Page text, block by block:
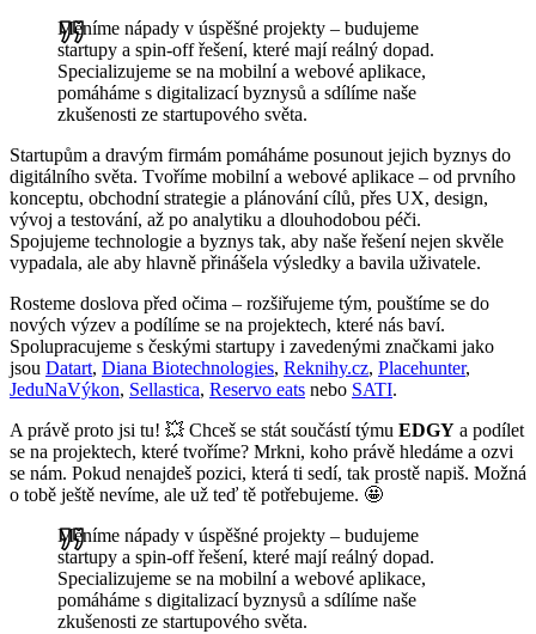
Měníme nápady v úspěšné projekty – budujeme
startupy a spin-off řešení, které mají reálný dopad.
Specializujeme se na mobilní a webové aplikace,
pomáháme s digitalizací byznysů a sdílíme naše
zkušenosti ze startupového světa.
Startupům a dravým firmám pomáháme posunout jejich byznys do
digitálního světa. Tvoříme mobilní a webové aplikace – od prvního
konceptu, obchodní strategie a plánování cílů, přes UX, design,
vývoj a testování, až po analytiku a dlouhodobou péči.
Spojujeme technologie a byznys tak, aby naše řešení nejen skvěle
vypadala, ale aby hlavně přinášela výsledky a bavila uživatele.
Rosteme doslova před očima – rozšiřujeme tým, pouštíme se do
nových výzev a podílíme se na projektech, které nás baví.
Spolupracujeme s českými startupy i zavedenými značkami jako
jsou Datart, Diana Biotechnologies, Reknihy.cz, Placehunter,
JeduNaVýkon, Sellastica, Reservo eats nebo SATI.
A právě proto jsi tu! 💥 Chceš se stát součástí týmu EDGY a podílet
se na projektech, které tvoříme? Mrkni, koho právě hledáme a ozvi
se nám. Pokud nenajdeš pozici, která ti sedí, tak prostě napiš. Možná
o tobě ještě nevíme, ale už teď tě potřebujeme. 🤩
Měníme nápady v úspěšné projekty – budujeme
startupy a spin-off řešení, které mají reálný dopad.
Specializujeme se na mobilní a webové aplikace,
pomáháme s digitalizací byznysů a sdílíme naše
zkušenosti ze startupového světa.